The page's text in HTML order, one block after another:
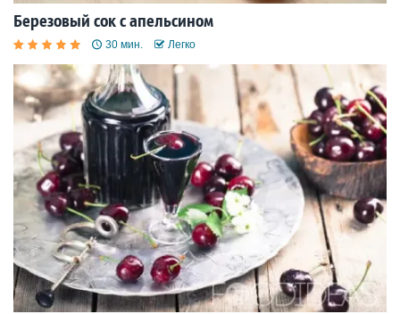
Березовый сок с апельсином
30 мин. Легко